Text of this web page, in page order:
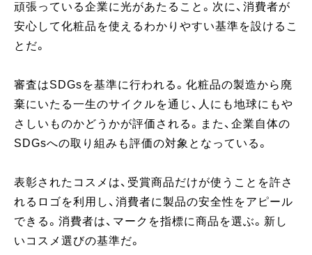
頑張っている企業に光があたること。次に、消費者が
安心して化粧品を使えるわかりやすい基準を設けるこ
とだ。
審査はSDGsを基準に行われる。化粧品の製造から廃
棄にいたる一生のサイクルを通じ、人にも地球にもや
さしいものかどうかが評価される。また、企業自体の
SDGsへの取り組みも評価の対象となっている。
表彰されたコスメは、受賞商品だけが使うことを許さ
れるロゴを利用し、消費者に製品の安全性をアピール
できる。消費者は、マークを指標に商品を選ぶ。新し
いコスメ選びの基準だ。